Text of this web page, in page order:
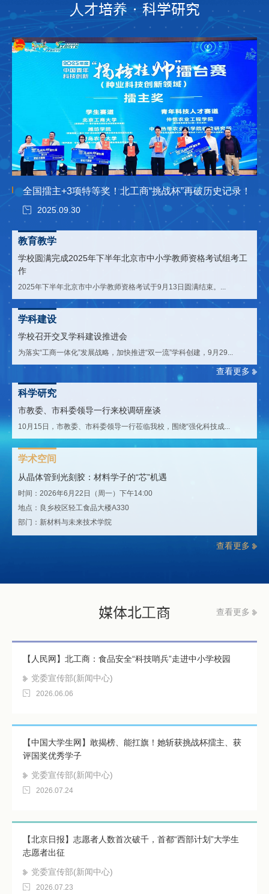
人才培养 · 科学研究
全国擂主+3项特等奖！北工商“挑战杯”再破历史记录！
2025.09.30
教育教学
学校圆满完成2025年下半年北京市中小学教师资格考试组考工
作
2025年下半年北京市中小学教师资格考试于9月13日圆满结束。...
学科建设
学校召开交叉学科建设推进会
为落实“工商一体化”发展战略，加快推进“双一流”学科创建，9月29...
查看更多
科学研究
市教委、市科委领导一行来校调研座谈
10月15日，市教委、市科委领导一行莅临我校，围绕“强化科技成...
学术空间
从晶体管到光刻胶：材料学子的“芯”机遇
时间：2026年6月22日（周一）下午14:00
地点：良乡校区轻工食品大楼A330
部门：新材料与未来技术学院
查看更多
查看更多
媒体北工商
【人民网】北工商：食品安全“科技哨兵”走进中小学校园
党委宣传部(新闻中心)
2026.06.06
【中国大学生网】敢揭榜、能扛旗！她斩获挑战杯擂主、获
评国奖优秀学子
党委宣传部(新闻中心)
2026.07.24
【北京日报】志愿者人数首次破千，首都“西部计划”大学生
志愿者出征
党委宣传部(新闻中心)
2026.07.23